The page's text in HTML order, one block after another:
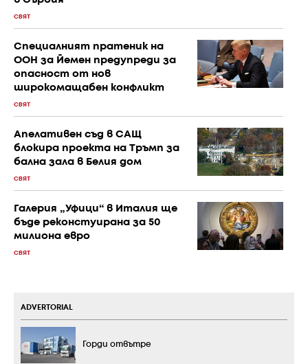
СВЯТ
Специалният пратеник на
ООН за Йемен предупреди за
опасност от нов
широкомащабен конфликт
СВЯТ
Апелативен съд в САЩ
блокира проекта на Тръмп за
бална зала в Белия дом
СВЯТ
Галерия „Уфици“ в Италия ще
бъде реконстуирана за 50
милиона евро
СВЯТ
ADVERTORIAL
Горди отвътре